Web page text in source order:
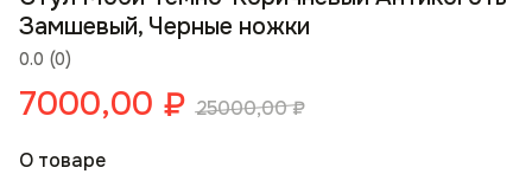
0.0 (0)
Замшевый, Черные ножки
7000,00 ₽ 25000,00₽
О товаре